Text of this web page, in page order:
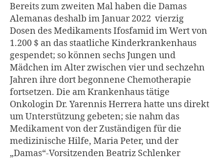
Bereits zum zweiten Mal haben die Damas
Alemanas deshalb im Januar 2022 vierzig
Dosen des Medikaments Ifosfamid im Wert von
1.200 $ an das staatliche Kinderkrankenhaus
gespendet; so können sechs Jungen und
Mädchen im Alter zwischen vier und sechzehn
Jahren ihre dort begonnene Chemotherapie
fortsetzen. Die am Krankenhaus tätige
Onkologin Dr. Yarennis Herrera hatte uns direkt
um Unterstützung gebeten; sie nahm das
Medikament von der Zuständigen für die
medizinische Hilfe, Maria Peter, und der
„Damas“-Vorsitzenden Beatriz Schlenker